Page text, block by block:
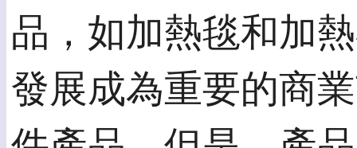
品，如加熱毯和加
發展成為重要的商